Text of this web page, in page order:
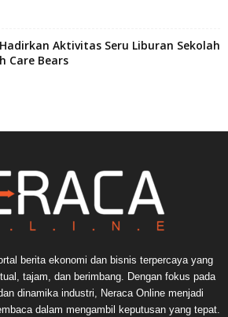
Aktivitas Seru Liburan Sekolah
Care Bears
berita ekonomi dan bisnis terpercaya yang
tajam, dan berimbang. Dengan fokus pada
dinamika industri, Neraca Online menjadi
dalam mengambil keputusan yang tepat.